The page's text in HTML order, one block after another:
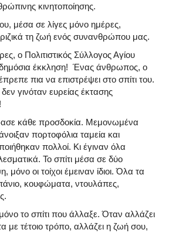
κινητοποίησης.
μέσα σε λίγες μόνο ημέρες,
τη ζωή ενός συνανθρώπου μας.
ο Πολιτιστικός Σύλλογος Αγίου
έκκληση! Ένας άνθρωπος, ο
πια να επιστρέψει στο σπίτι του.
γινόταν ευρείας έκτασης
κάθε προσδοκία. Μεμονωμένα
πορτοφόλια ταμεία και
πολλοί. Κι έγιναν όλα
Το σπίτι μέσα σε δύο
οι τοίχοι έμειναν ίδιοι. Όλα τα
κουφώματα, ντουλάπες,
το σπίτι που άλλαξε. Όταν αλλάζει
με τέτοιο τρόπο, αλλάζει η ζωή σου,